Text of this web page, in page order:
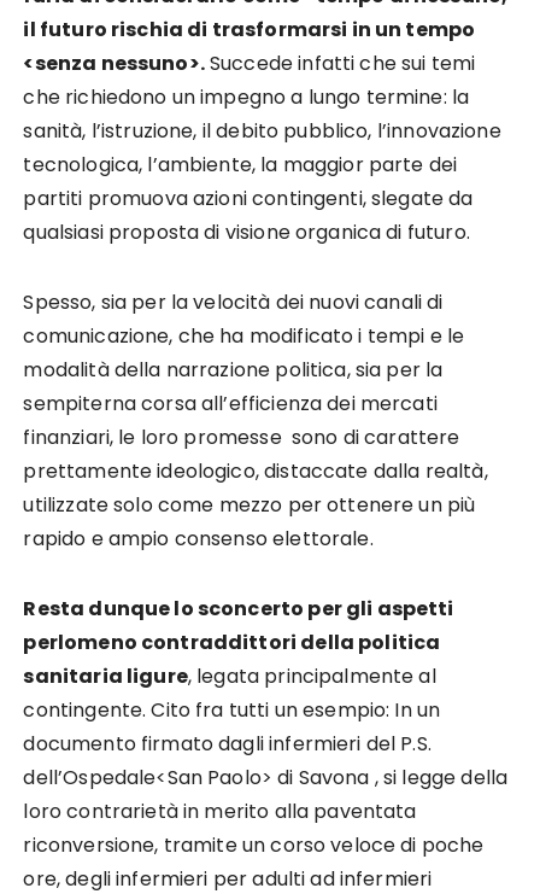
il futuro rischia di trasformarsi in un tempo
<senza nessuno>.Succede infatti che sui temi
che richiedono un impegno a lungo termine: la
sanità, l’istruzione, il debito pubblico, l’innovazione
tecnologica, l’ambiente, la maggior parte dei
partiti promuova azioni contingenti, slegate da
qualsiasi proposta di visione organica di futuro.
Spesso, sia per la velocità dei nuovi canali di
comunicazione, che ha modificato i tempi e le
modalità della narrazione politica, sia per la
sempiterna corsa all’efficienza dei mercati
finanziari, le loro promesse sono di carattere
prettamente ideologico, distaccate dalla realtà,
utilizzate solo come mezzo per ottenere un più
rapido e ampio consenso elettorale.
Resta dunque lo sconcerto per gli aspetti
perlomeno contraddittori della politica
sanitaria ligure, legata principalmente al
contingente. Cito fra tutti un esempio: In un
documento firmato dagli infermieri del P.S.
dell’Ospedale<San Paolo> di Savona , si legge della
loro contrarietà in merito alla paventata
riconversione, tramite un corso veloce di poche
ore, degli infermieri per adulti ad infermieri